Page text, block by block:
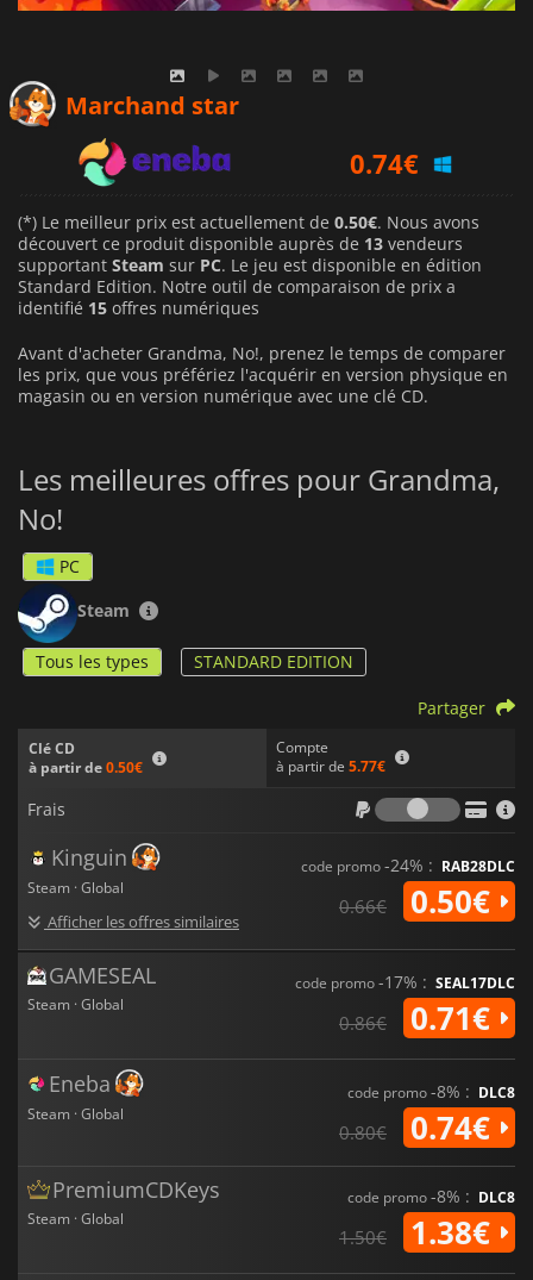
Marchand star
0.74€
0.71€
(*) Le meilleur prix est actuellement de 0.50€. Nous avons
découvert ce produit disponible auprès de 13 vendeurs
supportant Steam sur PC. Le jeu est disponible en édition
Standard Edition. Notre outil de comparaison de prix a
identifié 15 offres numériques
Avant d'acheter Grandma, No!, prenez le temps de comparer
les prix, que vous préfériez l'acquérir en version physique en
magasin ou en version numérique avec une clé CD.
Les meilleures offres pour Grandma,
No!
PC
Steam
Tous les types STANDARD EDITION
Clé CD
à partir de0.50€
Compte
à partir de 5.77€
Partager
Frais
Frais
Kinguin
Steam · Global
Afficher les offres similaires
code promo-24% : RAB28DLC
0.66€ 0.50€
GAMESEAL
Steam · Global
code promo-17% : SEAL17DLC
0.86€ 0.71€
Eneba
Steam · Global
code promo-8% : DLC8
0.80€ 0.74€
PremiumCDKeys
Steam · Global
code promo-8% : DLC8
1.50€ 1.38€